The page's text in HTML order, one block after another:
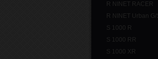
R NINET RACER
R NINET Urban G/
S 1000 R
S 1000 RR
S 1000 XR